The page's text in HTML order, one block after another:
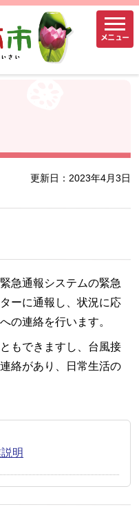
メニュー
更新日：2023年4月3日
急通報システムの緊急
ーに通報し、状況に応
の連絡を行います。
もできますし、台風接
絡があり、日常生活の
明